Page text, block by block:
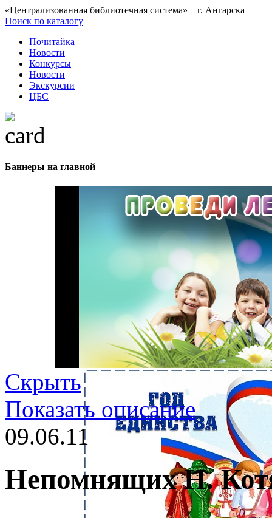
«Централизованная библиотечная система» г. Ангарска
Поиск по каталогу
Почитайка
Новости
Конкурсы
Новости
Экскурсии
ЦБС
Баннеры на главной
Скрыть
Показать описание
09.06.11
Непомнящих Н.